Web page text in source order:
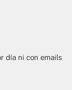
día ni con emails